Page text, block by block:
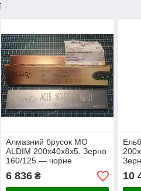
Алмазний брусок МО
ALDIM 200х40х8х5. Зерно
160/125 — чорне
заточування
6 836₴ 10